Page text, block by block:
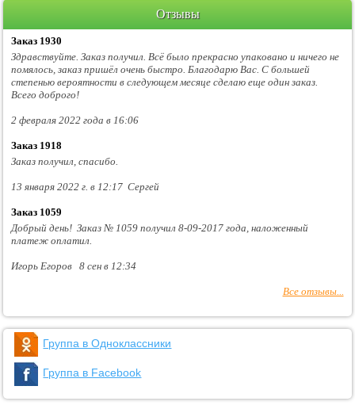
Отзывы
Заказ 1930
Здравствуйте. Заказ получил. Всё было прекрасно упаковано и ничего не
помялось, заказ пришёл очень быстро. Благодарю Вас. С большей
степенью вероятности в следующем месяце сделаю еще один заказ.
Всего доброго!
2 февраля 2022 года в 16:06
Заказ 1918
Заказ получил, спасибо.
13 января 2022 г. в 12:17 Сергей
Заказ 1059
Добрый день! Заказ № 1059 получил 8-09-2017 года, наложенный
платеж оплатил.
Игорь Егоров 8 сен в 12:34
Все отзывы...
Группа в Одноклассники
Группа в Facebook